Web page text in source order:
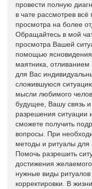
провести полную
в чате рассмотрев
просмотра на более
Обращайтесь в мой
просмотра Вашей
помощью
маятника, отливанием
для Вас
сложившуюся
мысли любимого
будущее, Вашу связь
разрешения ситуации
сможете получить
вопросы. При
методы и ритуалы для
Помочь разрешить
достижения
нужные виды
корректировки. В